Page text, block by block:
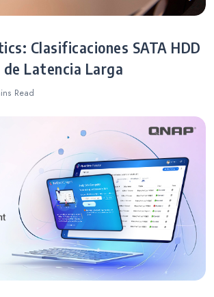
Clasificaciones SATA HDD
Latencia Larga
Read